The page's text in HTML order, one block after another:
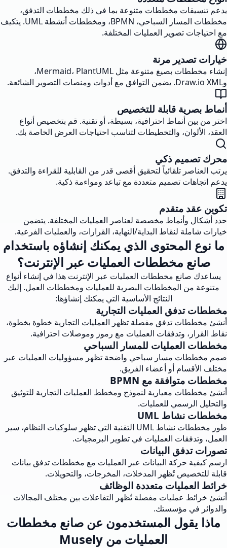
يدعم تنسيقات مخططات متنوعة بما في ذلك مخططات التدفق،
مخططات المسار السباحي، BPMN، ومخططات أنشطة UML. يتكيف
مع احتياجات تصوير العمليات المختلفة.
خيارات تصدير مرنة
إنشاء مخططات بصيغ متنوعة مثل Mermaid، PlantUML،
وDraw.io XML. يضمن التوافق مع أدوات ومنصات التصوير الشائعة.
أنماط بصرية قابلة للتخصيص
اختر من بين أنماط احترافية، بسيطة، أو تقنية. قم بتخصيص أنواع
العقد، الألوان، والتخطيطات لتناسب احتياجات العرض الخاصة بك.
محرك تصميم ذكي
يرتب العناصر تلقائياً لتحقيق أقصى قدر من القابلية للقراءة والتدفق.
يدعم اتجاهات تصميم متعددة مع تباعد ومواءمة ذكية.
تكوين عقد متقدم
حدد أشكال وأنماط مخصصة لعناصر العمليات المختلفة. يتضمن
خيارات شاملة لنقاط البداية/النهاية، القرارات، والعمليات الفرعية.
ما نوع المحتوى الذي يمكنك إنشاؤه باستخدام
صانع مخططات العمليات عبر الإنترنت؟
يساعدك صانع مخططات العمليات عبر الإنترنت هذا في إنشاء أنواع
متنوعة من المخططات البصرية للعمليات ومخططات العمل. إليك
النتائج الأساسية التي يمكنك إنشاؤها:
مخططات تدفق العمليات التجارية
أنشئ مخططات تدفق مفصلة تظهر العمليات التجارية خطوة بخطوة،
نقاط القرار، وتدفقات العمليات مع رموز وموصلات احترافية.
مخططات العمليات للمسار السباحي
صمم مخططات مسار سباحي واضحة تظهر مسؤوليات العمليات عبر
مختلف الأقسام أو أعضاء الفريق.
مخططات متوافقة مع BPMN
أنشئ مخططات معيارية لنموذج ومخطط العمليات التجارية للتوثيق
والتحليل الرسمي للعمليات.
مخططات نشاط UML
طور مخططات نشاط UML التقنية التي تظهر سلوكيات النظام، سير
العمل، وتدفقات العمليات في تطوير البرمجيات.
تصورات تدفق البيانات
ارسم كيفية حركة البيانات عبر العمليات مع مخططات تدفق بيانات
قابلة للتخصيص تُظهر المدخلات، المخرجات، والتحويلات.
خرائط العمليات متعددة الوظائف
أنشئ خرائط عمليات مفصلة تُظهر التفاعلات بين مختلف المجالات
والدوائر في مؤسستك.
ماذا يقول المستخدمون عن صانع مخططات
العمليات من Musely